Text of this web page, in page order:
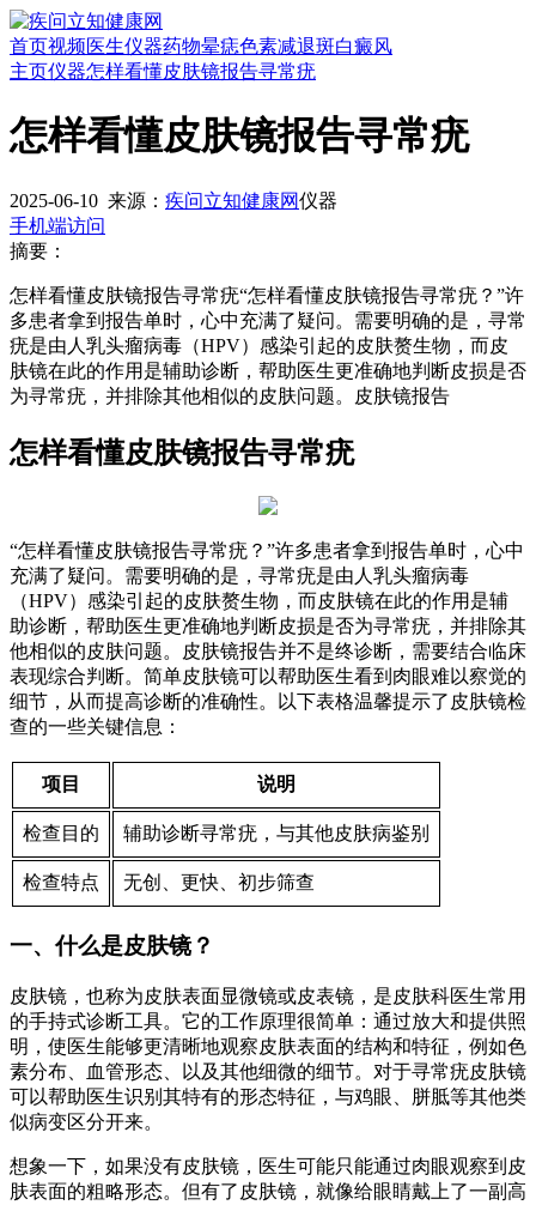
首页视频医生仪器药物晕痣色素减退斑白癜风
主页仪器怎样看懂皮肤镜报告寻常疣
怎样看懂皮肤镜报告寻常疣
2025-06-10 来源： 疾问立知健康网仪器
手机端访问
摘要：
怎样看懂皮肤镜报告寻常疣“怎样看懂皮肤镜报告寻常疣？”许
多患者拿到报告单时，心中充满了疑问。需要明确的是，寻常
疣是由人乳头瘤病毒（HPV）感染引起的皮肤赘生物，而皮
肤镜在此的作用是辅助诊断，帮助医生更准确地判断皮损是否
为寻常疣，并排除其他相似的皮肤问题。皮肤镜报告
怎样看懂皮肤镜报告寻常疣
“怎样看懂皮肤镜报告寻常疣？”许多患者拿到报告单时，心中
充满了疑问。需要明确的是，寻常疣是由人乳头瘤病毒
（HPV）感染引起的皮肤赘生物，而皮肤镜在此的作用是辅
助诊断，帮助医生更准确地判断皮损是否为寻常疣，并排除其
他相似的皮肤问题。皮肤镜报告并不是终诊断，需要结合临床
表现综合判断。简单皮肤镜可以帮助医生看到肉眼难以察觉的
细节，从而提高诊断的准确性。以下表格温馨提示了皮肤镜检
查的一些关键信息：
项目 说明
检查目的 辅助诊断寻常疣，与其他皮肤病鉴别
检查特点 无创、更快、初步筛查
一、什么是皮肤镜？
皮肤镜，也称为皮肤表面显微镜或皮表镜，是皮肤科医生常用
的手持式诊断工具。它的工作原理很简单：通过放大和提供照
明，使医生能够更清晰地观察皮肤表面的结构和特征，例如色
素分布、血管形态、以及其他细微的细节。对于寻常疣皮肤镜
可以帮助医生识别其特有的形态特征，与鸡眼、胼胝等其他类
似病变区分开来。
想象一下，如果没有皮肤镜，医生可能只能通过肉眼观察到皮
肤表面的粗略形态。但有了皮肤镜，就像给眼睛戴上了一副高